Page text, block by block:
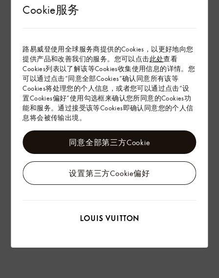
Cookie服务
路易威登使用全球服务商提供的Cookies，以更好地向您
提供产品和改善我们的服务。您可以点击此处查看
Cookies列表以了解该等Cookies收集使用信息的详情。您
可以通过点击“同意全部Cookies”确认同意所有该等
Cookies将处理您的个人信息，或者您可以通过点击“设
置Cookies偏好”使用勾选框来确认您所同意的Cookies功
能和服务。通过接受该等Cookies即确认同意您的个人信
息将会被传输出境。
设置第三方Cookie偏好
同意全部第三方Cookie
在专卖店内探索
配送 & 退货
赠礼